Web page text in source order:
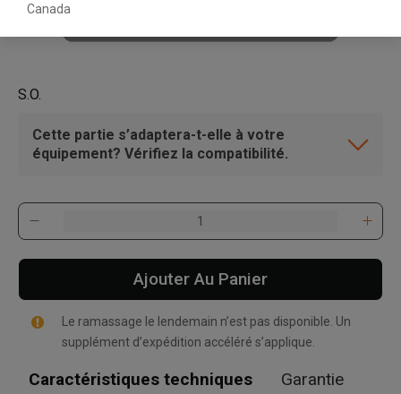
Canada
S.O.
Cette partie s’adaptera-t-elle à votre
équipement? Vérifiez la compatibilité.
Ajouter Au Panier
Le ramassage le lendemain n’est pas disponible. Un
supplément d’expédition accéléré s’applique.
Caractéristiques techniques Garantie